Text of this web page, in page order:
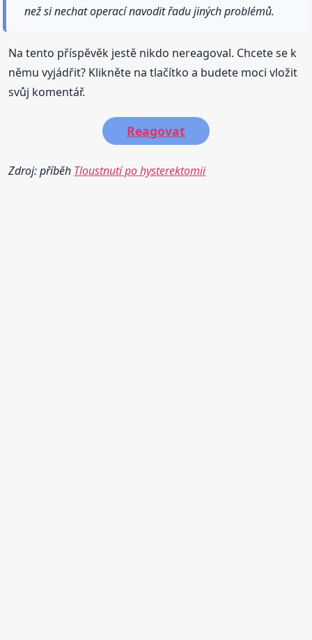
než si nechat operací navodit řadu jiných problémů.
Na tento příspěvěk jestě nikdo nereagoval. Chcete se k
němu vyjádřit? Klikněte na tlačítko a budete moci vložit
svůj komentář.
Reagovat
Zdroj: příběh Tloustnutí po hysterektomii